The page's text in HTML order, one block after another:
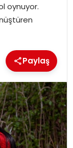
oynuyor.
Paylaş